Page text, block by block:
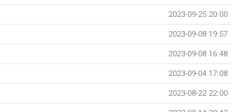
2023-09-25 20:00
2023-09-08 19:57
2023-09-08 16:48
2023-09-04 17:08
2023-08-22 22:00